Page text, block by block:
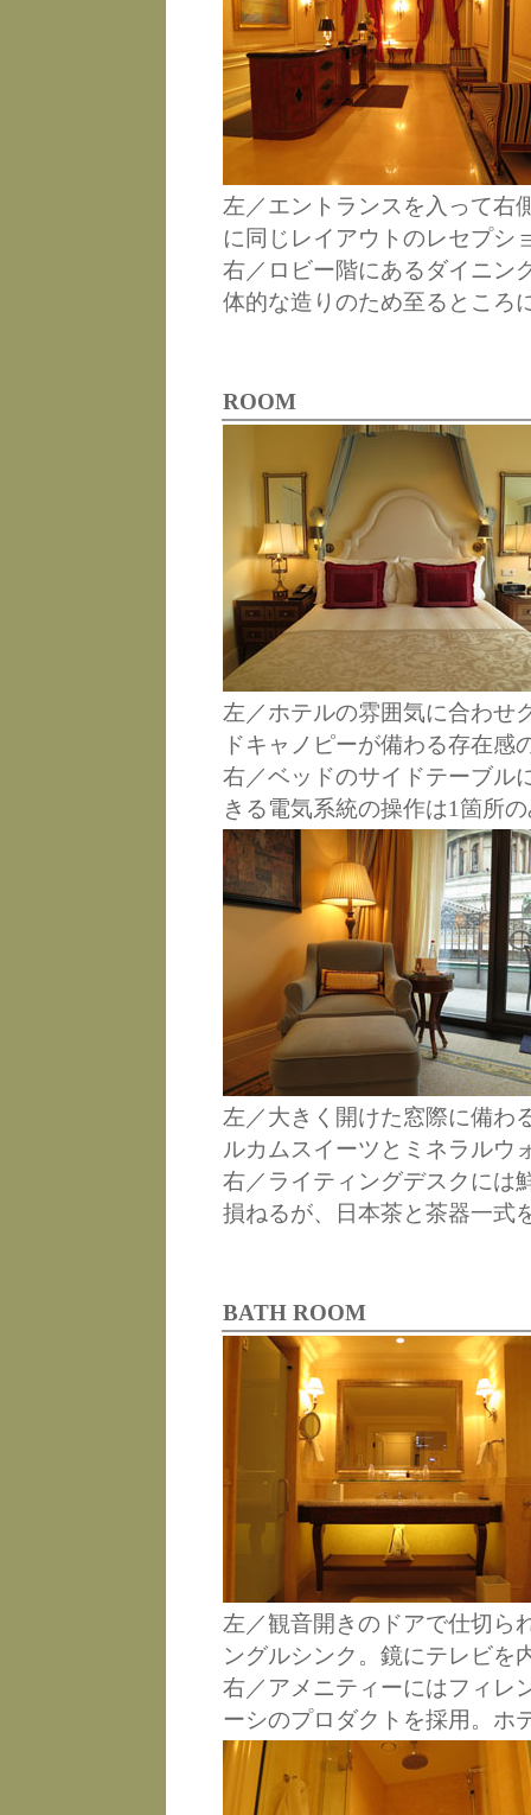
左／エントランスを入って右
に同じレイアウトのレセプシ
右／ロビー階にあるダイニン
体的な造りのため至るところ
ROOM
左／ホテルの雰囲気に合わせ
ドキャノピーが備わる存在感
右／ベッドのサイドテーブル
きる電気系統の操作は1箇所
左／大きく開けた窓際に備わ
ルカムスイーツとミネラルウ
右／ライティングデスクには
損ねるが、日本茶と茶器一式
BATH ROOM
左／観音開きのドアで仕切ら
ングルシンク。鏡にテレビを
右／アメニティーにはフィレ
ーシのプロダクトを採用。ホ